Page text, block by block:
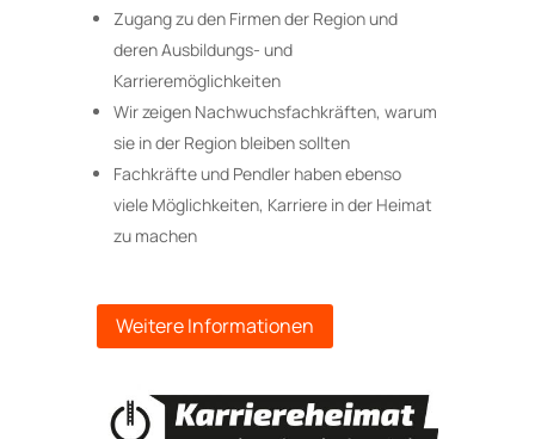
Zugang zu den Firmen der Region und
deren Ausbildungs- und
Karrieremöglichkeiten
Wir zeigen Nachwuchsfachkräften, warum
sie in der Region bleiben sollten
Fachkräfte und Pendler haben ebenso
viele Möglichkeiten, Karriere in der Heimat
zu machen
Weitere Informationen